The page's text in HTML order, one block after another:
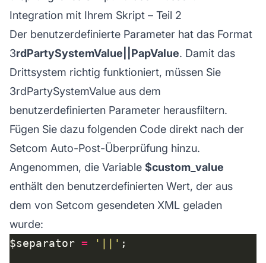
Integration mit Ihrem Skript – Teil 2
Der benutzerdefinierte Parameter hat das Format
3rdPartySystemValue||PapValue. Damit das
Drittsystem richtig funktioniert, müssen Sie
3rdPartySystemValue aus dem
benutzerdefinierten Parameter herausfiltern.
Fügen Sie dazu folgenden Code direkt nach der
Setcom Auto-Post-Überprüfung hinzu.
Angenommen, die Variable $custom_value
enthält den benutzerdefinierten Wert, der aus
dem von Setcom gesendeten XML geladen
wurde:
$separator = '||'